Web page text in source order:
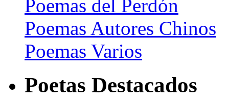
Poemas del Perdón
Poemas Autores Chinos
Poemas Varios
Poetas Destacados